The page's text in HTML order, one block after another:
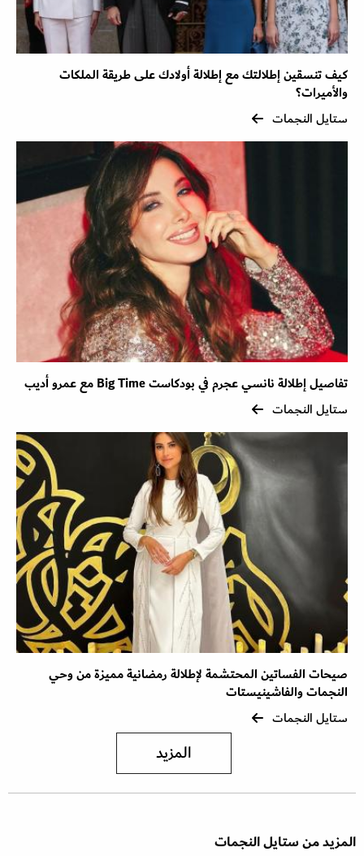
كيف تنسقين إطلالتك مع إطلالة أولادك على طريقة الملكات
والأميرات؟
ستايل النجمات
تفاصيل إطلالة نانسي عجرم في بودكاست Big Time مع عمرو أديب
ستايل النجمات
صيحات الفساتين المحتشمة لإطلالة رمضانية مميزة من وحي
النجمات والفاشينيستات
ستايل النجمات
المزيد
المزيد من ستايل النجمات